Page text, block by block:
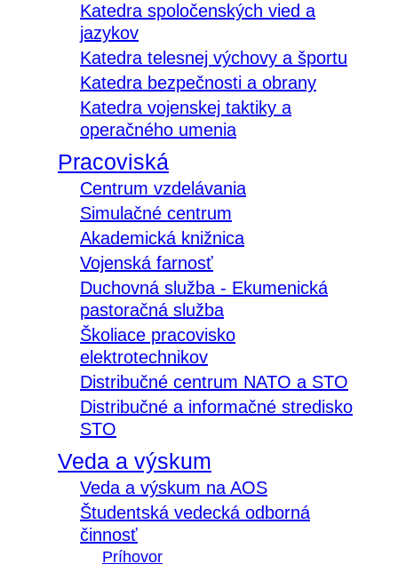
Katedra spoločenských vied a
jazykov
Katedra telesnej výchovy a športu
Katedra bezpečnosti a obrany
Katedra vojenskej taktiky a
operačného umenia
Pracoviská
Centrum vzdelávania
Simulačné centrum
Akademická knižnica
Vojenská farnosť
Duchovná služba - Ekumenická
pastoračná služba
Školiace pracovisko
elektrotechnikov
Distribučné centrum NATO a STO
Distribučné a informačné stredisko
STO
Veda a výskum
Veda a výskum na AOS
Študentská vedecká odborná
činnosť
Príhovor